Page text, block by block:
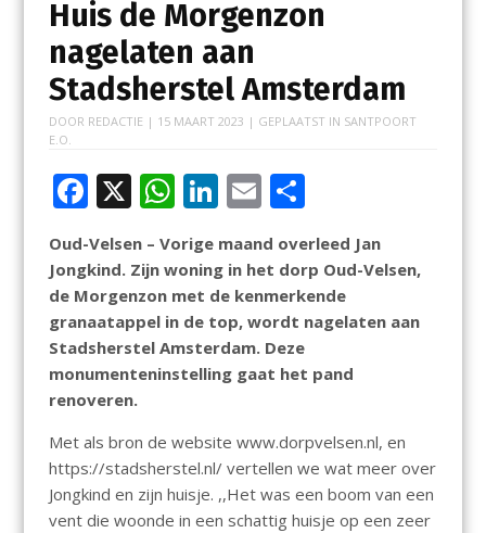
Huis de Morgenzon
nagelaten aan
Stadsherstel Amsterdam
DOOR REDACTIE | 15 MAART 2023 | GEPLAATST IN SANTPOORT
E.O.
F
ac
e
b
o
o
k
X W
h
at
s
A
p
Li
k
e
dI
n
E
m
ai
l
D
el
e
n
Oud-Velsen – Vorige maand overleed Jan
Jongkind. Zijn woning in het dorp Oud-Velsen,
de Morgenzon met de kenmerkende
granaatappel in de top, wordt nagelaten aan
Stadsherstel Amsterdam. Deze
monumenteninstelling gaat het pand
renoveren.
Met als bron de website www.dorpvelsen.nl, en
https://stadsherstel.nl/ vertellen we wat meer over
Jongkind en zijn huisje. ,,Het was een boom van een
vent die woonde in een schattig huisje op een zeer